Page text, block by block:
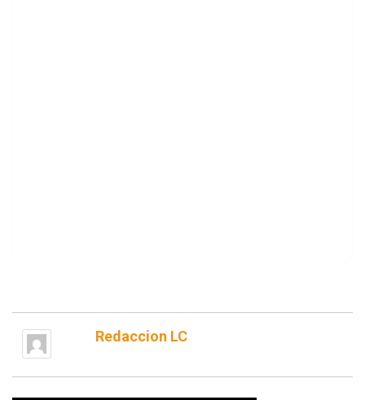
Redaccion LC